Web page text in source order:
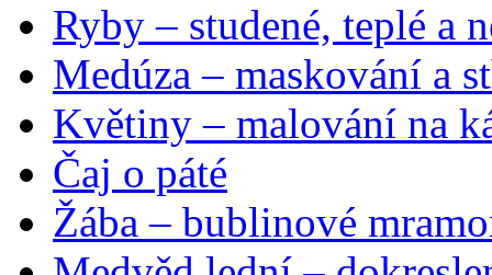
Ryby – studené, teplé a
Medúza – maskování a
Květiny – malování na
Čaj o páté
Žába – bublinové